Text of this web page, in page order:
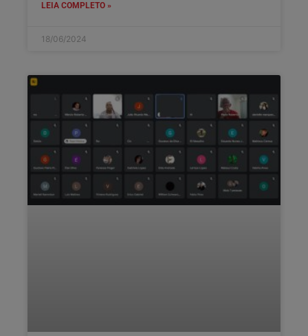
LEIA COMPLETO »
18/06/2024